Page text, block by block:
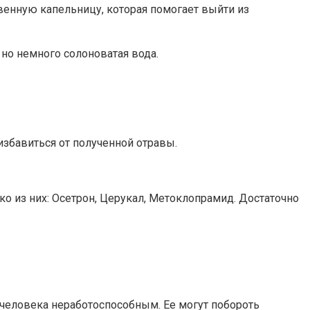
капельницу, которая помогает выйти из
немного солоноватая вода.
от полученной отравы.
из них: Осетрон, Церукал, Метоклопрамид. Достаточно
неработоспособным. Ее могут побороть